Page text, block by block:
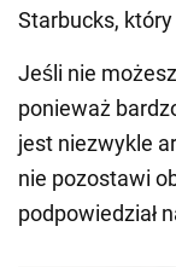
Starbucks, który
Jeśli nie
ponieważ
jest niezwykle
nie pozostawi
podpowiedział